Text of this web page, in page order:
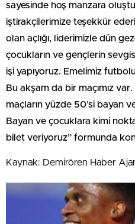
sayesinde hoş manzara
iştirakçilerimize teşekkür
olan açlığı, liderimizle dün
çocukların ve gençlerin
işi yapıyoruz. Emelimiz
Bu akşam da bir maçımız
maçların yüzde 50’si bayan
Bayan ve çocuklara kimi
bilet veriyoruz” formunda
Kaynak: Demirören Haber